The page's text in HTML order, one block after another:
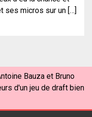
ses micros sur un […]
Bauza et Bruno
d'un jeu de draft bien